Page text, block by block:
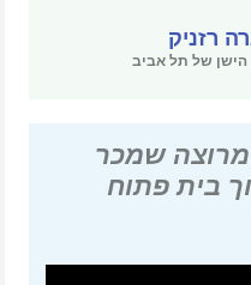
רזניק
של תל אביב
מרוצה שמכר
בית פתוח